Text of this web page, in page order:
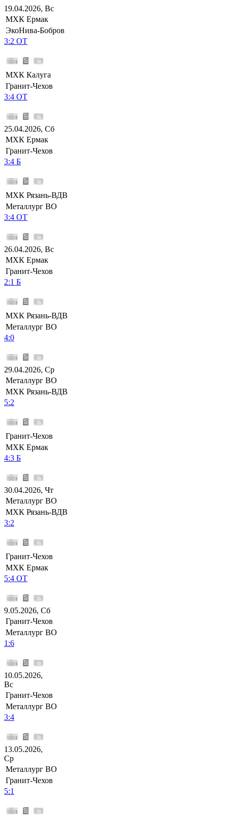
19.04.2026, Вс
МХК Ермак
ЭкоНива-Бобров
3:2 ОТ
МХК Калуга
Гранит-Чехов
3:4 ОТ
25.04.2026, Сб
МХК Ермак
Гранит-Чехов
3:4 Б
МХК Рязань-ВДВ
Металлург ВО
3:4 ОТ
26.04.2026, Вс
МХК Ермак
Гранит-Чехов
2:1 Б
МХК Рязань-ВДВ
Металлург ВО
4:0
29.04.2026, Ср
Металлург ВО
МХК Рязань-ВДВ
5:2
Гранит-Чехов
МХК Ермак
4:3 Б
30.04.2026, Чт
Металлург ВО
МХК Рязань-ВДВ
3:2
Гранит-Чехов
МХК Ермак
5:4 ОТ
9.05.2026, Сб
Гранит-Чехов
Металлург ВО
1:6
10.05.2026,
Вс
Гранит-Чехов
Металлург ВО
3:4
13.05.2026,
Ср
Металлург ВО
Гранит-Чехов
5:1